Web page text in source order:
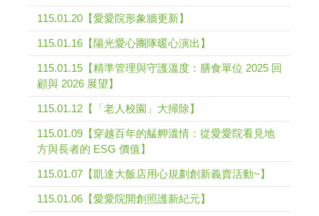
115.01.20【愛愛院形象牆更新】
115.01.16【陽光愛心團隊暖心演出】
115.01.15【精準管理與守護溫度：膳食單位 2025 回
顧與 2026 展望】
115.01.12【「老人校園」大掃除】
115.01.09【穿越百年的艋舺溫情：從愛愛院看見地
方與長者的 ESG 價值】
115.01.07【凱達大飯店用心規劃創新義賣活動~】
115.01.06【愛愛院開創照護新紀元】